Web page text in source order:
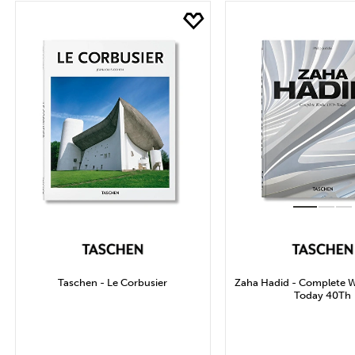
KİTAP YAYIN
Uygula
Taschen - Le Corbusier
Zaha Hadid - Complete
Today 40Th